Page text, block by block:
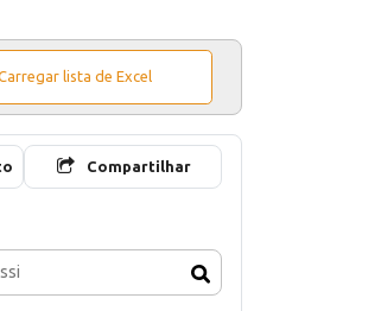
lista de Excel
Compartilhar